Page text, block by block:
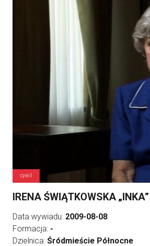
cywil
IRENA ŚWIĄTKOWSKA „INKA”
Data wywiadu: 2009-08-08
Formacja: -
Dzielnica: Śródmieście Północne